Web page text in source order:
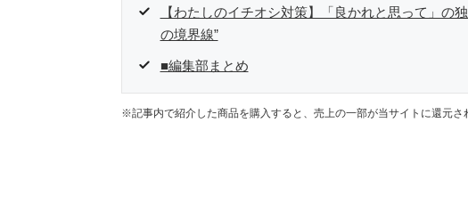
【わたしのイチオシ対策】「良かれと思って」の
の境界線”
■編集部まとめ
※記事内で紹介した商品を購入すると、売上の一部が当サイトに還元さ